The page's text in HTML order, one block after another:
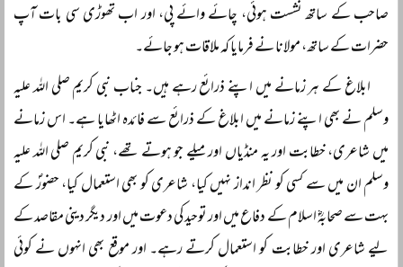
صاحب کے ساتھ نشست ہوئی، چائے وائے پی، اور اب تھوڑی سی بات آپ
حضرات کے ساتھ، مولانا نے فرمایا کہ ملاقات ہو جائے۔
ابلاغ کے ہر زمانے میں اپنے ذرائع رہے ہیں۔ جناب نبی کریم صلی اللہ علیہ
وسلم نے بھی اپنے زمانے میں ابلاغ کے ذرائع سے فائدہ اٹھایا ہے۔ اس زمانے
میں شاعری، خطابت اور یہ منڈیاں اور میلے جو ہوتے تھے، نبی کریم صلی اللہ علیہ
وسلم ان میں سے کسی کو نظر انداز نہیں کیا، شاعری کو بھی استعمال کیا، حضورؐ کے
بہت سے صحابہؓ اسلام کے دفاع میں اور توحید کی دعوت میں اور دیگر دینی مقاصد کے
لیے شاعری اور خطابت کو استعمال کرتے رہے۔ اور موقع بھی انہوں نے کوئی